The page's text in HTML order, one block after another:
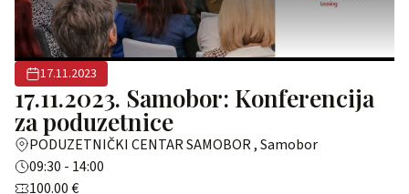
17.11.2023
17.11.2023. Samobor: Konferencija
za poduzetnice
PODUZETNIČKI CENTAR SAMOBOR , Samobor
09:30 - 14:00
100.00 €